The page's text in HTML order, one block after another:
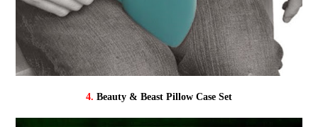
4. Beauty & Beast Pillow Case Set